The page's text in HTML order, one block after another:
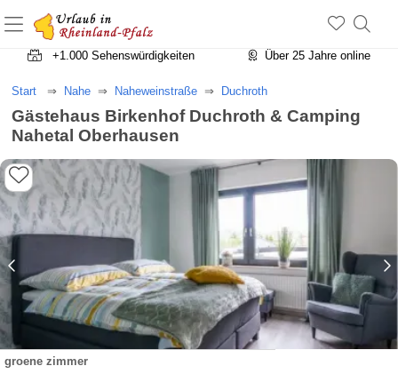
+1.500 Unterkünfte in Rheinland-Pfalz
+1.000 Sehenswürdigkeiten
Über 25 Jahre online
Start Nahe Naheweinstraße Duchroth
Gästehaus Birkenhof Duchroth & Camping
Nahetal Oberhausen
groene zimmer